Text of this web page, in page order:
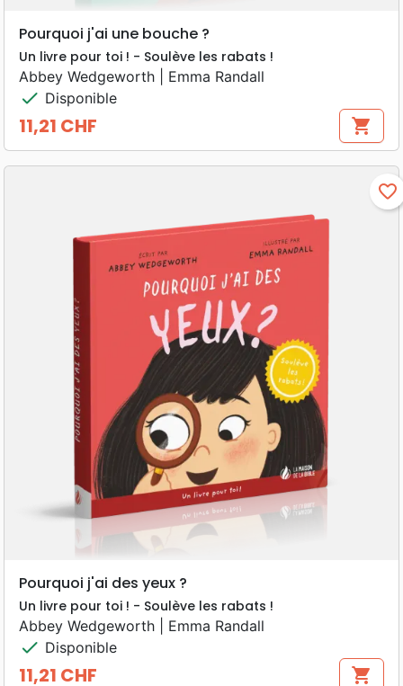
Pourquoi j'ai une bouche ?
Un livre pour toi ! - Soulève les rabats !
Abbey Wedgeworth | Emma Randall
check Disponible
Prix
11,21 CHF shopping_cart
favorite_border
Pourquoi j'ai des yeux ?
Un livre pour toi ! - Soulève les rabats !
Abbey Wedgeworth | Emma Randall
check Disponible
11,21 CHF shopping_cart